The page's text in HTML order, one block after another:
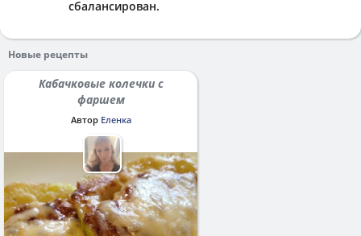
сбалансирован.
Новые рецепты
Кабачковые колечки с
фаршем
Автор Еленка